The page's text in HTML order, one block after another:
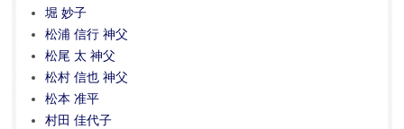
堀 妙子
松浦 信行 神父
松尾 太 神父
松村 信也 神父
松本 准平
村田 佳代子